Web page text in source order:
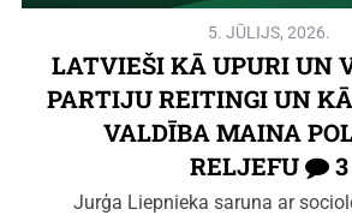
5. JŪLIJS, 2026.
LATVIEŠI KĀ UPURI UN
PARTIJU REITINGI UN
VALDĪBA MAINA
RELJEFU
3
Jurģa Liepnieka saruna ar